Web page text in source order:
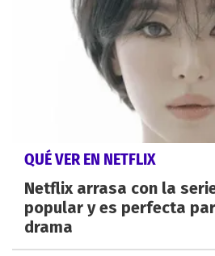
QUÉ VER EN NETFLIX
Netflix arrasa con la
popular y es perfecta
drama